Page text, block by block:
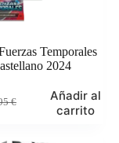
Temporales
2024
€
Añadir al
carrito